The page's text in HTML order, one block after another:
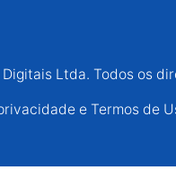
Ltda. Todos os
e Termos de